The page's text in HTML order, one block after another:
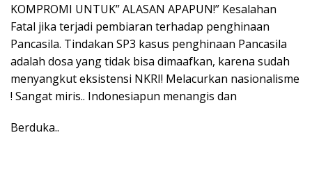
KOMPROMI UNTUK” ALASAN APAPUN!” Kesalahan
Fatal jika terjadi pembiaran terhadap penghinaan
Pancasila. Tindakan SP3 kasus penghinaan Pancasila
adalah dosa yang tidak bisa dimaafkan, karena sudah
menyangkut eksistensi NKRI! Melacurkan nasionalisme
! Sangat miris.. Indonesiapun menangis dan
Berduka..